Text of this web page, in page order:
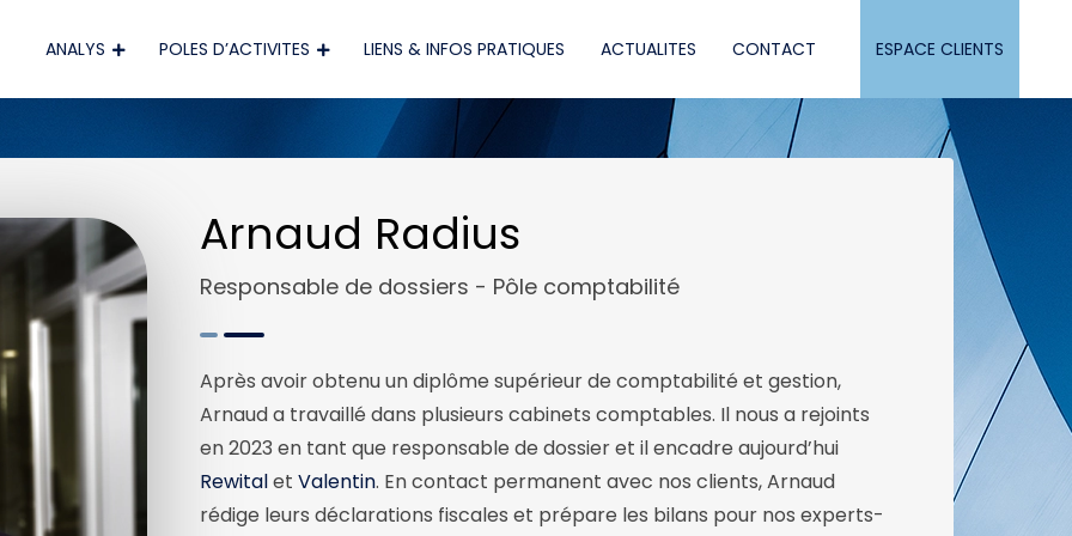
ANALYS POLES D’ACTIVITES LIENS & INFOS PRATIQUES ACTUALITES CONTACT ESPACE CLIENTS
Arnaud Radius
Responsable de dossiers - Pôle comptabilité
Après avoir obtenu un diplôme supérieur de comptabilité et gestion,
Arnaud a travaillé dans plusieurs cabinets comptables. Il nous a rejoints
en 2023 en tant que responsable de dossier et il encadre aujourd’hui
Rewitalet Valentin. En contact permanent avec nos clients, Arnaud
rédige leurs déclarations fiscales et prépare les bilans pour nos experts-